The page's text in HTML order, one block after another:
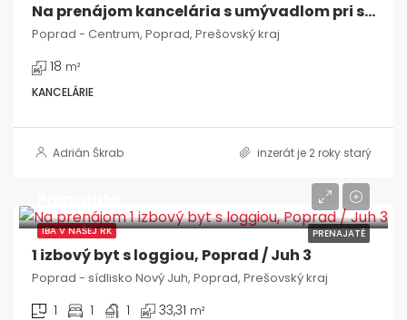
Na prenájom kancelária s umývadlom pri stanici v Poprade
Poprad - Centrum, Poprad, Prešovský kraj
18 m²
KANCELÁRIE
Adrián Škrab inzerát je 2 roky starý
IBA V NAŠEJ RK PRENAJATÉ
1 izbový byt s loggiou, Poprad / Juh 3
Poprad - sídlisko Nový Juh, Poprad, Prešovský kraj
1 1 1 33,31 m²